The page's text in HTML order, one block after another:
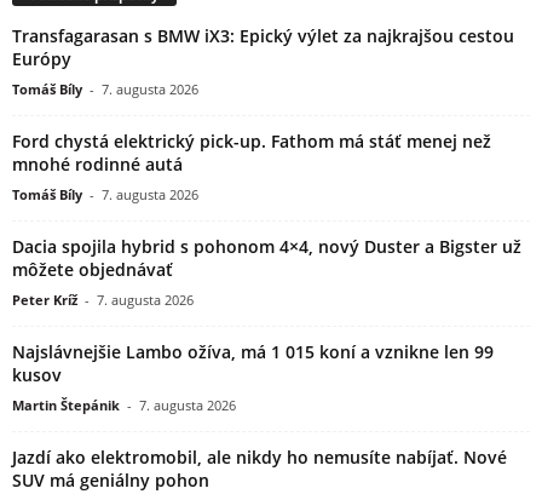
Transfagarasan s BMW iX3: Epický výlet za najkrajšou cestou
Európy
Tomáš Bíly - 7. augusta 2026
Ford chystá elektrický pick-up. Fathom má stáť menej než
mnohé rodinné autá
Tomáš Bíly - 7. augusta 2026
Dacia spojila hybrid s pohonom 4×4, nový Duster a Bigster už
môžete objednávať
Peter Kríž - 7. augusta 2026
Najslávnejšie Lambo ožíva, má 1 015 koní a vznikne len 99
kusov
Martin Štepánik - 7. augusta 2026
Jazdí ako elektromobil, ale nikdy ho nemusíte nabíjať. Nové
SUV má geniálny pohon